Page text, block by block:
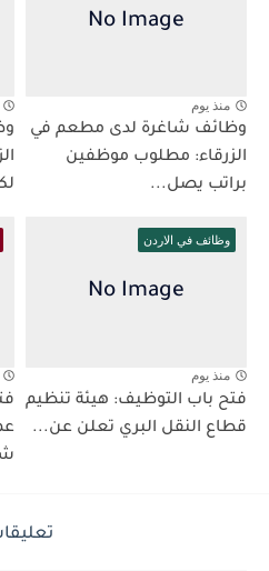
منذ يوم
وظائف شاغرة لدى مطعم في
الزرقاء: مطلوب موظفين
براتب يصل...
وظائف في الاردن
منذ يوم
فتح باب التوظيف: هيئة تنظيم
قطاع النقل البري تعلن عن...